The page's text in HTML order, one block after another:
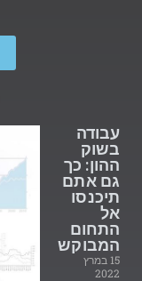
עבודה
בשוק
ההון: כך
גם אתם
תיכנסו
אל
התחום
המבוקש
15 במרץ
2022